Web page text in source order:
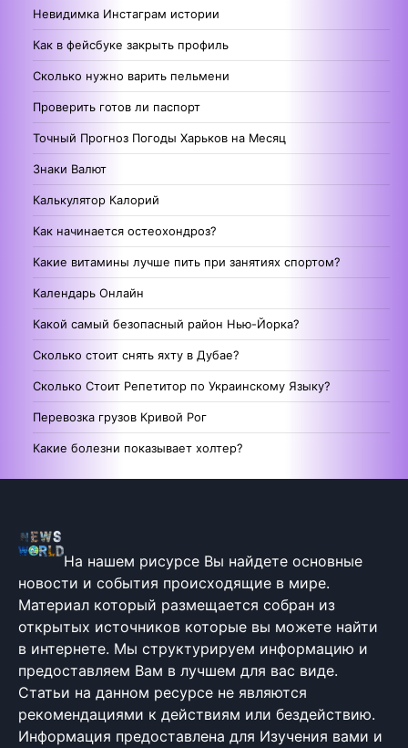
Невидимка Инстаграм истории
Как в фейсбуке закрыть профиль
Сколько нужно варить пельмени
Проверить готов ли паспорт
Точный Прогноз Погоды Харьков на Месяц
Знаки Валют
Калькулятор Калорий
Как начинается остеохондроз?
Какие витамины лучше пить при занятиях спортом?
Календарь Онлайн
Какой самый безопасный район Нью-Йорка?
Сколько стоит снять яхту в Дубае?
Сколько Стоит Репетитор по Украинскому Языку?
Перевозка грузов Кривой Рог
Какие болезни показывает холтер?
На нашем рисурсе Вы найдете основные
новости и события происходящие в мире.
Материал который размещается собран из
открытых источников которые вы можете найти
в интернете. Мы структурируем информацию и
предоставляем Вам в лучшем для вас виде.
Статьи на данном ресурсе не являются
рекомендациями к действиям или бездействию.
Информация предоставлена для Изучения вами и